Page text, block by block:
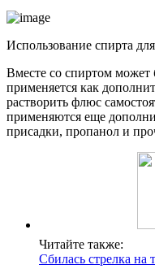
Использование спирта
Вместе со спиртом может
применяется как
растворить флюс
применяются еще
присадки, пропанол и
Читайте также:
Сбилась стрелка на